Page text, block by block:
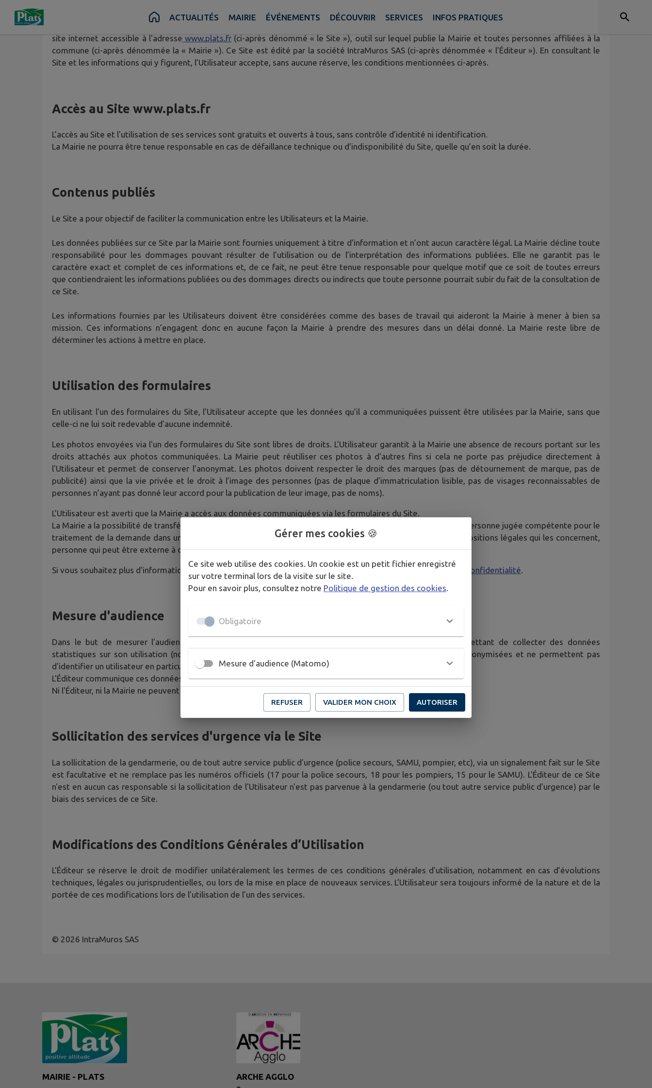
Contenu Pied de pageACTUALITÉS MAIRIE ÉVÉNEMENTS DÉCOUVRIR SERVICES INFOS PRATIQUES
site internet accessible à l'adresse www.plats.fr (ci-après dénommé « le Site »), outil sur lequel publie la Mairie et toutes personnes affiliées à la
commune (ci-après dénommée la « Mairie »). Ce Site est édité par la société IntraMuros SAS (ci-après dénommée « l'Éditeur »). En consultant le
Site et les informations qui y figurent, l’Utilisateur accepte, sans aucune réserve, les conditions mentionnées ci-après.
Accès au Site www.plats.fr
L’accès au Site et l'utilisation de ses services sont gratuits et ouverts à tous, sans contrôle d’identité ni identification.
La Mairie ne pourra être tenue responsable en cas de défaillance technique ou d’indisponibilité du Site, quelle qu’en soit la durée.
Contenus publiés
Le Site a pour objectif de faciliter la communication entre les Utilisateurs et la Mairie.
Les données publiées sur ce Site par la Mairie sont fournies uniquement à titre d’information et n’ont aucun caractère légal. La Mairie décline toute
responsabilité pour les dommages pouvant résulter de l’utilisation ou de l’interprétation des informations publiées. Elle ne garantit pas le
caractère exact et complet de ces informations et, de ce fait, ne peut être tenue responsable pour quelque motif que ce soit de toutes erreurs
que contiendraient les informations publiées ou des dommages directs ou indirects que toute personne pourrait subir du fait de la consultation de
ce Site.
Les informations fournies par les Utilisateurs doivent être considérées comme des bases de travail qui aideront la Mairie à mener à bien sa
mission. Ces informations n’engagent donc en aucune façon la Mairie à prendre des mesures dans un délai donné. La Mairie reste libre de
déterminer les actions à mettre en place.
Utilisation des formulaires
En utilisant l'un des formulaires du Site, l’Utilisateur accepte que les données qu’il a communiquées puissent être utilisées par la Mairie, sans que
celle-ci ne lui soit redevable d’aucune indemnité.
Les photos envoyées via l'un des formulaires du Site sont libres de droits. L’Utilisateur garantit à la Mairie une absence de recours portant sur les
droits attachés aux photos communiquées. La Mairie peut réutiliser ces photos à d'autres fins si cela ne porte pas préjudice directement à
l'Utilisateur et permet de conserver l’anonymat. Les photos doivent respecter le droit des marques (pas de détournement de marque, pas de
publicité) ainsi que la vie privée et le droit à l’image des personnes (pas de plaque d'immatriculation lisible, pas de visages reconnaissables de
personnes n’ayant pas donné leur accord pour la publication de leur image, pas de noms).
L’Utilisateur est averti que la Mairie a accès aux données communiquées via les formulaires du Site.
La Mairie a la possibilité de transférer les données communiquées via le formulaire auprès de n’importe quelle personne jugée compétente pour le
traitement de la demande dans un souci d’optimisation de la qualité du service public dans le respect des dispositions légales qui les concernent,
personne qui peut être externe à ces collectivités.
Si vous souhaitez plus d'informations sur la gestion de vos données personnelles, consultez notrepolitique de confidentialité.
Mesure d'audience
Dans le but de mesurer l'audience du Site, celui-ci est équipé d'un système de traceurs (
) permettant de collecter des données
statistiques sur son utilisation (nombre de vues, nombre d’utilisateurs, ...). Ces données statistiques sont anonymisées et ne permettent pas
d'identifier un utilisateur en particulier.
L'Éditeur communique ces données à la Mairie si elle le souhaite.
Ni l'Éditeur, ni la Mairie ne peuvent revendre ou louer ces informations à un tiers.
Sollicitation des services d'urgence via le Site
La sollicitation de la gendarmerie, ou de tout autre service public d'urgence (police secours, SAMU, pompier, etc), via un signalement fait sur le Site
est facultative et ne remplace pas les numéros officiels (17 pour la police secours, 18 pour les pompiers, 15 pour le SAMU). L'Éditeur de ce Site
n'est en aucun cas responsable si la sollicitation de l'Utilisateur n'est pas parvenue à la gendarmerie (ou tout autre service public d'urgence) par le
biais des services de ce Site.
Modifications des Conditions Générales d’Utilisation
L'Éditeur se réserve le droit de modifier unilatéralement les termes de ces conditions générales d’utilisation, notamment en cas d’évolutions
techniques, légales ou jurisprudentielles, ou lors de la mise en place de nouveaux services. L’Utilisateur sera toujours informé de la nature et de la
portée de ces modifications lors de l’utilisation de l’un des services.
© 2026 IntraMuros SAS
MAIRIE - PLATS
ARCHE AGGLO
Gérer mes cookies 🍪
Ce site web utilise des cookies. Un cookie est un petit fichier enregistré
sur votre terminal lors de la visite sur le site.
Pour en savoir plus, consultez notre Politique de gestion des cookies
Obligatoire
Mesure d'audience (Matomo)
REFUSER VALIDER MON CHOIX AUTORISER